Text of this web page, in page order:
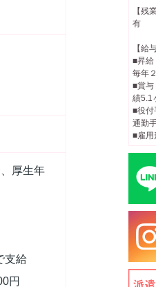
厚生年
支給
円
【残
有
【給
■昇給
毎年
■賞与
績5.1
■役付
通勤
■雇